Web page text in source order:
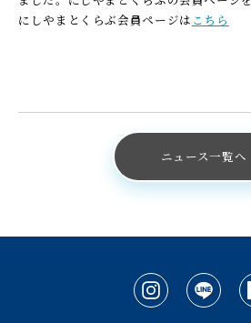
にしやまとくらぶ会員ページは こちら
ニュース一覧へ